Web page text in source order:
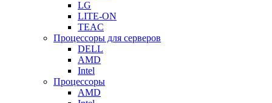
LG
LITE-ON
TEAC
Процессоры для серверов
DELL
AMD
Intel
Процессоры
AMD